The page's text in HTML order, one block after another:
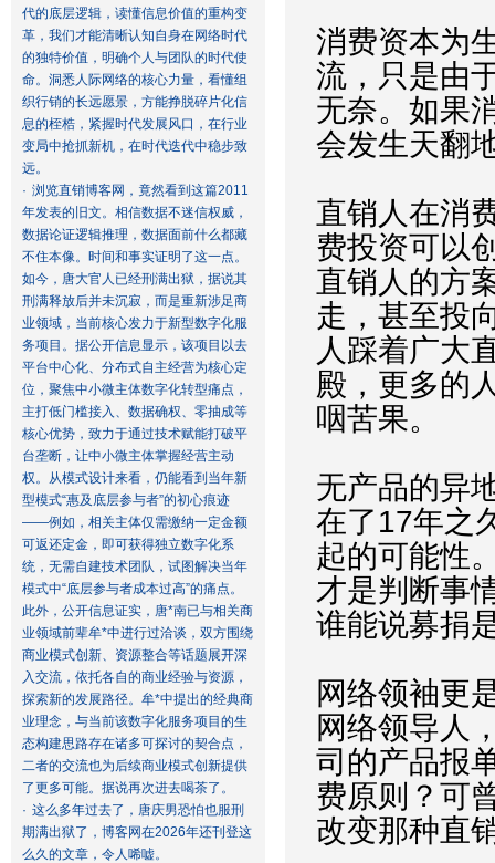
代的底层逻辑，读懂信息价值的重构变
革，我们才能清晰认知自身在网络时代
的独特价值，明确个人与团队的时代使
命。洞悉人际网络的核心力量，看懂组
织行销的长远愿景，方能挣脱碎片化信
息的桎梏，紧握时代发展风口，在行业
变局中抢抓新机，在时代迭代中稳步致
远。
· 浏览直销博客网，竟然看到这篇2011
年发表的旧文。相信数据不迷信权威，
数据论证逻辑推理，数据面前什么都藏
不住本像。时间和事实证明了这一点。
如今，唐大官人已经刑满出狱，据说其
刑满释放后并未沉寂，而是重新涉足商
业领域，当前核心发力于新型数字化服
务项目。据公开信息显示，该项目以去
平台中心化、分布式自主经营为核心定
位，聚焦中小微主体数字化转型痛点，
主打低门槛接入、数据确权、零抽成等
核心优势，致力于通过技术赋能打破平
台垄断，让中小微主体掌握经营主动
权。从模式设计来看，仍能看到当年新
型模式“惠及底层参与者”的初心痕迹
——例如，相关主体仅需缴纳一定金额
可返还定金，即可获得独立数字化系
统，无需自建技术团队，试图解决当年
模式中“底层参与者成本过高”的痛点。
此外，公开信息证实，唐*南已与相关商
业领域前辈牟*中进行过洽谈，双方围绕
商业模式创新、资源整合等话题展开深
入交流，依托各自的商业经验与资源，
探索新的发展路径。牟*中提出的经典商
业理念，与当前该数字化服务项目的生
态构建思路存在诸多可探讨的契合点，
二者的交流也为后续商业模式创新提供
了更多可能。据说再次进去喝茶了。
· 这么多年过去了，唐庆男恐怕也服刑
期满出狱了，博客网在2026年还刊登这
么久的文章，令人唏嘘。
消费资本为
流，只是由
无奈。如果
会发生天翻
直销人在消
费投资可以
直销人的方
走，甚至投
人踩着广大
殿，更多的
咽苦果。
无产品的异
在了17年之
起的可能性
才是判断事
谁能说募捐
网络领袖更
网络领导人
司的产品报
费原则？可
改变那种直